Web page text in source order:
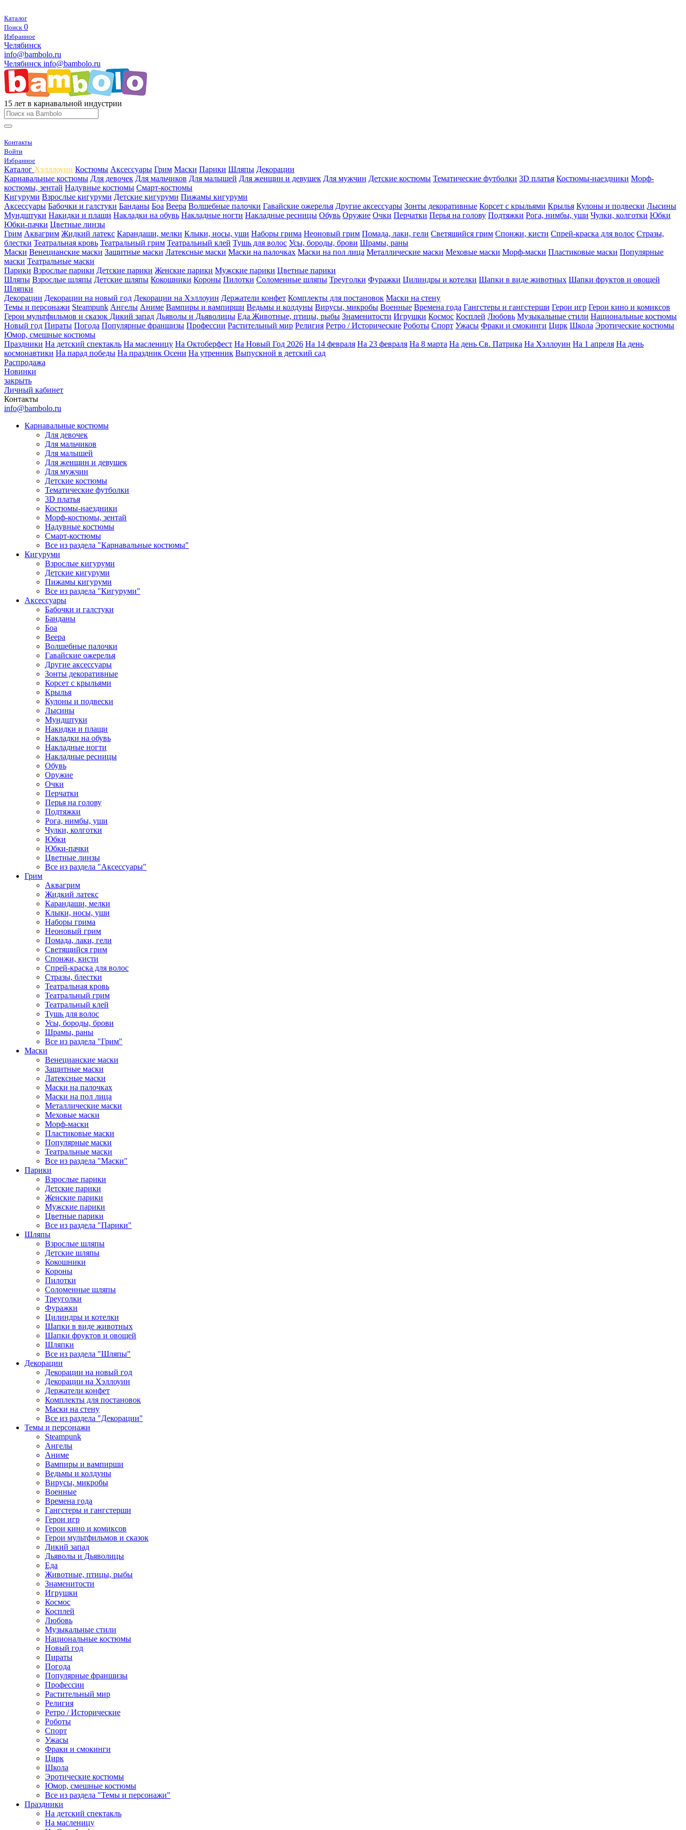
Каталог
Поиск 0
Избранное
Челябинск
info@bambolo.ru
Челябинск info@bambolo.ru
15 лет в карнавальной индустрии
Контакты
Войти
Избранное
Каталог Хэлллоуин Костюмы Аксессуары Грим Маски Парики Шляпы Декорации
Карнавальные костюмы Для девочек Для мальчиков Для малышей Для женщин и девушек Для мужчин Детские костюмы Тематические футболки 3D платья Костюмы-наездники Морф-
костюмы, зентай Надувные костюмы Смарт-костюмы
Кигуруми Взрослые кигуруми Детские кигуруми Пижамы кигуруми
Аксессуары Бабочки и галстуки Банданы Боа Веера Волшебные палочки Гавайские ожерелья Другие аксессуары Зонты декоративные Корсет с крыльями Крылья Кулоны и подвески Лысины
Мундштуки Накидки и плащи Накладки на обувь Накладные ногти Накладные ресницы Обувь Оружие Очки Перчатки Перья на голову Подтяжки Рога, нимбы, уши Чулки, колготки Юбки
Юбки-пачки Цветные линзы
Грим Аквагрим Жидкий латекс Карандаши, мелки Клыки, носы, уши Наборы грима Неоновый грим Помада, лаки, гели Светящийся грим Спонжи, кисти Спрей-краска для волос Стразы,
блестки Театральная кровь Театральный грим Театральный клей Тушь для волос Усы, бороды, брови Шрамы, раны
Маски Венецианские маски Защитные маски Латексные маски Маски на палочках Маски на пол лица Металлические маски Меховые маски Морф-маски Пластиковые маски Популярные
маски Театральные маски
Парики Взрослые парики Детские парики Женские парики Мужские парики Цветные парики
Шляпы Взрослые шляпы Детские шляпы Кокошники Короны Пилотки Соломенные шляпы Треуголки Фуражки Цилиндры и котелки Шапки в виде животных Шапки фруктов и овощей
Шляпки
Декорации Декорации на новый год Декорации на Хэллоуин Держатели конфет Комплекты для постановок Маски на стену
Темы и персонажи Steampunk Ангелы Аниме Вампиры и вампирши Ведьмы и колдуны Вирусы, микробы Военные Времена года Гангстеры и гангстерши Герои игр Герои кино и комиксов
Герои мультфильмов и сказок Дикий запад Дьяволы и Дьяволицы Еда Животные, птицы, рыбы Знаменитости Игрушки Космос Косплей Любовь Музыкальные стили Национальные костюмы
Новый год Пираты Погода Популярные франшизы Профессии Растительный мир Религия Ретро / Исторические Роботы Спорт Ужасы Фраки и смокинги Цирк Школа Эротические костюмы
Юмор, смешные костюмы
Праздники На детский спектакль На масленицу На Октоберфест На Новый Год 2026 На 14 февраля На 23 февраля На 8 марта На день Св. Патрика На Хэллоуин На 1 апреля На день
космонавтики На парад победы На праздник Осени На утренник Выпускной в детский сад
Распродажа
Новинки
закрыть
Личный кабинет
Контакты
info@bambolo.ru
Карнавальные костюмы
Для девочек
Для мальчиков
Для малышей
Для женщин и девушек
Для мужчин
Детские костюмы
Тематические футболки
3D платья
Костюмы-наездники
Морф-костюмы, зентай
Надувные костюмы
Смарт-костюмы
Все из раздела "Карнавальные костюмы"
Кигуруми
Взрослые кигуруми
Детские кигуруми
Пижамы кигуруми
Все из раздела "Кигуруми"
Аксессуары
Бабочки и галстуки
Банданы
Боа
Веера
Волшебные палочки
Гавайские ожерелья
Другие аксессуары
Зонты декоративные
Корсет с крыльями
Крылья
Кулоны и подвески
Лысины
Мундштуки
Накидки и плащи
Накладки на обувь
Накладные ногти
Накладные ресницы
Обувь
Оружие
Очки
Перчатки
Перья на голову
Подтяжки
Рога, нимбы, уши
Чулки, колготки
Юбки
Юбки-пачки
Цветные линзы
Все из раздела "Аксессуары"
Грим
Аквагрим
Жидкий латекс
Карандаши, мелки
Клыки, носы, уши
Наборы грима
Неоновый грим
Помада, лаки, гели
Светящийся грим
Спонжи, кисти
Спрей-краска для волос
Стразы, блестки
Театральная кровь
Театральный грим
Театральный клей
Тушь для волос
Усы, бороды, брови
Шрамы, раны
Все из раздела "Грим"
Маски
Венецианские маски
Защитные маски
Латексные маски
Маски на палочках
Маски на пол лица
Металлические маски
Меховые маски
Морф-маски
Пластиковые маски
Популярные маски
Театральные маски
Все из раздела "Маски"
Парики
Взрослые парики
Детские парики
Женские парики
Мужские парики
Цветные парики
Все из раздела "Парики"
Шляпы
Взрослые шляпы
Детские шляпы
Кокошники
Короны
Пилотки
Соломенные шляпы
Треуголки
Фуражки
Цилиндры и котелки
Шапки в виде животных
Шапки фруктов и овощей
Шляпки
Все из раздела "Шляпы"
Декорации
Декорации на новый год
Декорации на Хэллоуин
Держатели конфет
Комплекты для постановок
Маски на стену
Все из раздела "Декорации"
Темы и персонажи
Steampunk
Ангелы
Аниме
Вампиры и вампирши
Ведьмы и колдуны
Вирусы, микробы
Военные
Времена года
Гангстеры и гангстерши
Герои игр
Герои кино и комиксов
Герои мультфильмов и сказок
Дикий запад
Дьяволы и Дьяволицы
Еда
Животные, птицы, рыбы
Знаменитости
Игрушки
Космос
Косплей
Любовь
Музыкальные стили
Национальные костюмы
Новый год
Пираты
Погода
Популярные франшизы
Профессии
Растительный мир
Религия
Ретро / Исторические
Роботы
Спорт
Ужасы
Фраки и смокинги
Цирк
Школа
Эротические костюмы
Юмор, смешные костюмы
Все из раздела "Темы и персонажи"
Праздники
На детский спектакль
На масленицу